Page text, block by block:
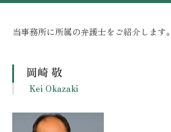
当事務所に所属の弁護士をご紹介します。
岡崎 敬
Kei Okazaki